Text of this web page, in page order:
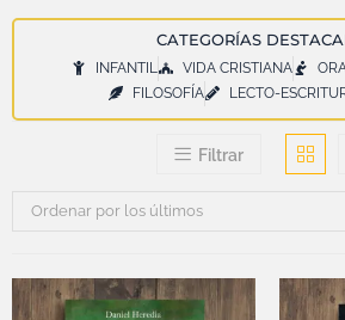
CATEGORÍAS
INFANTIL VIDA CRISTIANA
FILOSOFÍA
LECTO-
Filtrar
Ordenar por los últimos